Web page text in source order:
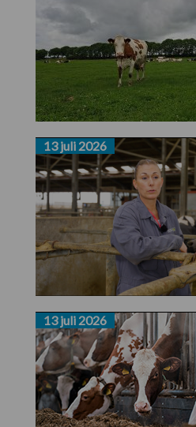
13 juli 2026
13 juli 2026